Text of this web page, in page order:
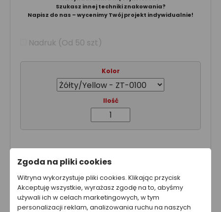
Szukasz innej techniki znakowania?
Napisz do nas – wycenimy Twój projekt indywidualnie!
Nadruk (Od 50 szt)
Kolor
Ilość
Cena netto za sztukę:
Wartość produktu netto:
Całkowity koszt brutto
Zgoda na pliki cookies
Witryna wykorzystuje pliki cookies. Klikając przycisk
Akceptuję wszystkie, wyrażasz zgodę na to, abyśmy
używali ich w celach marketingowych, w tym
personalizacji reklam, analizowania ruchu na naszych